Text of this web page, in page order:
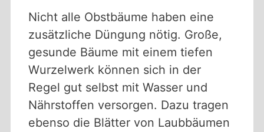
Nicht alle Obstbäume haben eine
zusätzliche Düngung nötig. Große,
gesunde Bäume mit einem tiefen
Wurzelwerk können sich in der
Regel gut selbst mit Wasser und
Nährstoffen versorgen. Dazu tragen
ebenso die Blätter von Laubbäumen